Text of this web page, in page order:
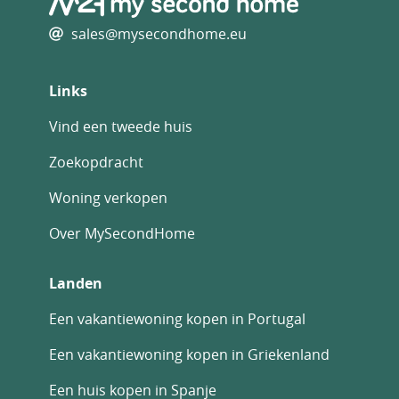
sales@mysecondhome.eu
Links
Vind een tweede huis
Zoekopdracht
Woning verkopen
Over MySecondHome
Landen
Een vakantiewoning kopen in Portugal
Een vakantiewoning kopen in Griekenland
Een huis kopen in Spanje